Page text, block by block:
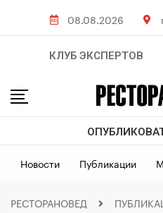
08.08.2026
КЛУБ ЭКСПЕРТОВ
Новости Публикации
РЕСТОРАНОВЕД